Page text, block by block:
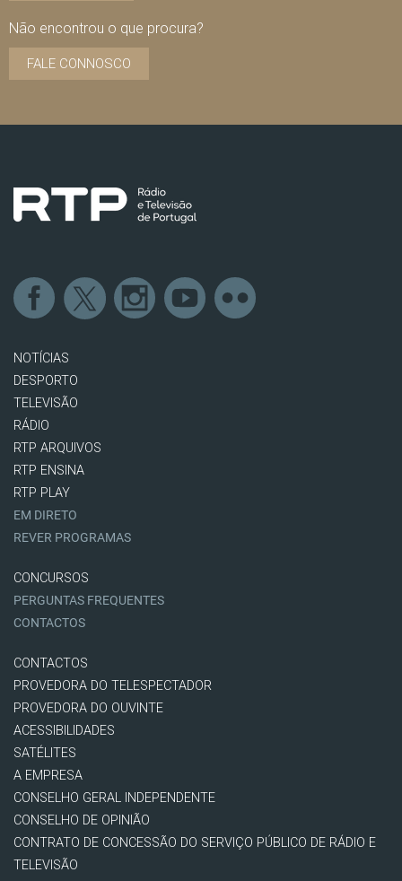
Não encontrou o que procura?
FALE CONNOSCO
NOTÍCIAS
DESPORTO
TELEVISÃO
RÁDIO
RTP ARQUIVOS
RTP ENSINA
RTP PLAY
EM DIRETO
REVER PROGRAMAS
CONCURSOS
PERGUNTAS FREQUENTES
CONTACTOS
CONTACTOS
PROVEDORA DO TELESPECTADOR
PROVEDORA DO OUVINTE
ACESSIBILIDADES
SATÉLITES
A EMPRESA
CONSELHO GERAL INDEPENDENTE
CONSELHO DE OPINIÃO
CONTRATO DE CONCESSÃO DO SERVIÇO PÚBLICO DE RÁDIO E
TELEVISÃO